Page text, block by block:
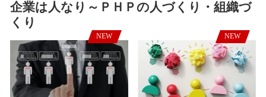
企業は人なり～ＰＨＰの人づくり・組織づ
くり
NEW NEW